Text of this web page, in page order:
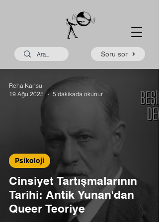
Soru sor
Cinsiyet Tartışmalarının
Tarihi: Antik Yunan'dan
Queer Teoriye
Psikoloji
Reha Kansu
19 Ağu 2025
5 dakikada okunur